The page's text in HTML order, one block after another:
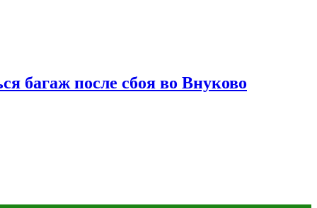
багаж после сбоя во Внуково